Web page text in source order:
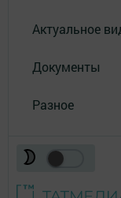
Актуальное
Документы
Разное